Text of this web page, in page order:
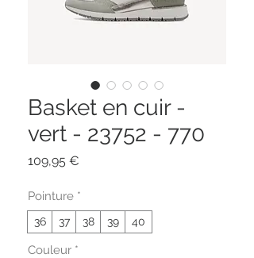
Basket en cuir -
vert - 23752 - 770
109,95 €
Pointure *
36 37 38 39 40
Couleur *